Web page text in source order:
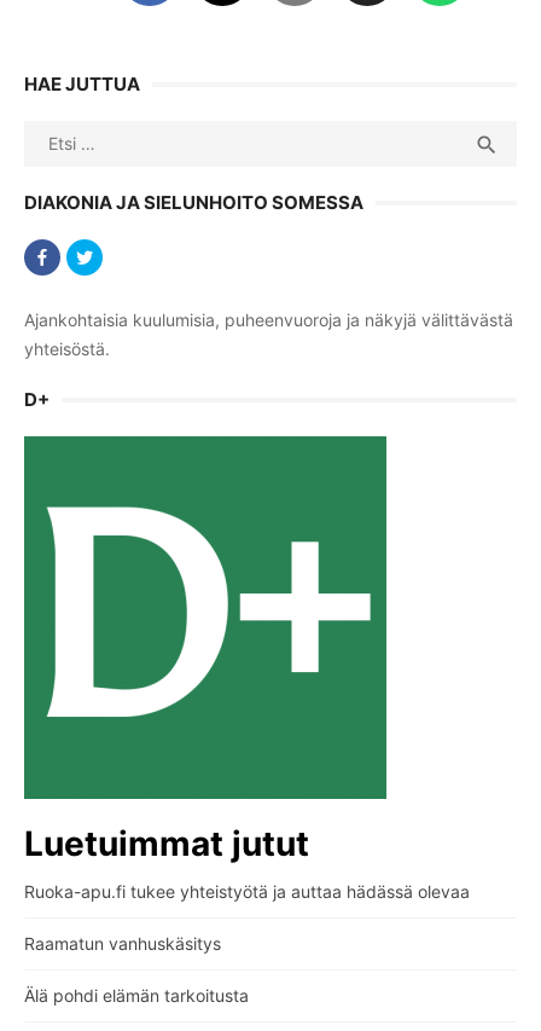
HAE JUTTUA
Search

DIAKONIA JA SIELUNHOITO SOMESSA
Ajankohtaisia kuulumisia, puheenvuoroja ja näkyjä välittävästä
yhteisöstä.
D+
Luetuimmat jutut
Ruoka-apu.fi tukee yhteistyötä ja auttaa hädässä olevaa
Raamatun vanhuskäsitys
Älä pohdi elämän tarkoitusta